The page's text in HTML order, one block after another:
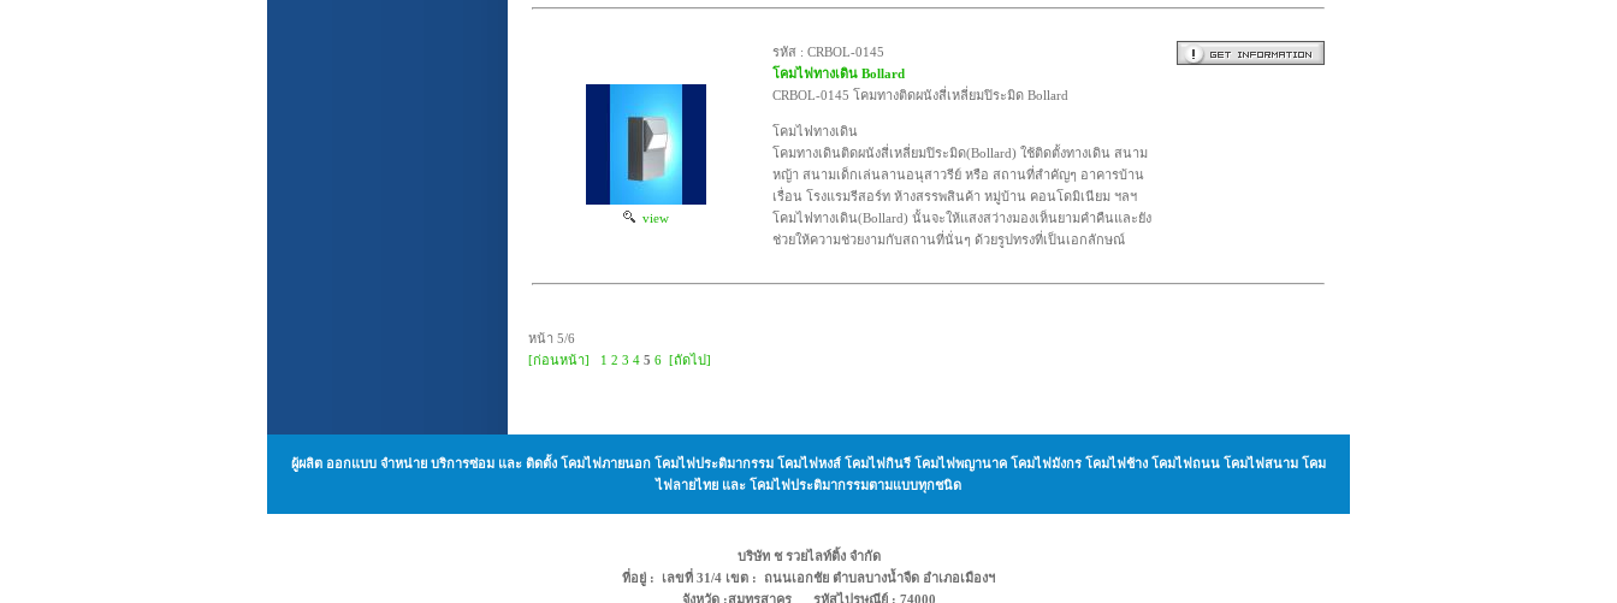
view
รหัส : CRBOL-0145
โคมไฟทางเดิน Bollard
CRBOL-0145 โคมทางติดผนังสี่เหลี่ยมปิระมิด Bollard
โคมไฟทางเดิน
โคมทางเดินติดผนังสี่เหลี่ยมปิระมิด(Bollard) ใช้ติดตั้งทางเดิน สนาม
หญ้า สนามเด็กเล่นลานอนุสาวรีย์ หรือ สถานที่สำคัญๆ อาคารบ้าน
เรื่อน โรงแรมรีสอร์ท ห้างสรรพสินค้า หมู่บ้าน คอนโดมิเนียม ฯลฯ
โคมไฟทางเดิน(Bollard) นั้นจะให้แสงสว่างมองเห็นยามคำคืนและยัง
ช่วยให้ความช่วยงามกับสถานที่นั่นๆ ด้วยรูปทรงที่เป็นเอกลักษณ์
หน้า 5/6
[ก่อนหน้า]
1 2 3 4 5 6 [ถัดไป]
ผู้ผลิต ออกแบบ จำหน่าย บริการซ่อม และ ติดตั้ง โคมไฟภายนอก โคมไฟประติมากรรม โคมไฟหงส์ โคมไฟกินรี โคมไฟพญานาค โคมไฟมังกร โคมไฟช้าง โคมไฟถนน โคมไฟสนาม โคม
ไฟลายไทย และ โคมไฟประติมากรรมตามแบบทุกชนิด
บริษัท ช รวยไลท์ติ้ง จำกัด
ที่อยู่ : เลขที่ 31/4 เขต : ถนนเอกชัย ตำบลบางน้ำจืด อำเภอเมืองฯ
จังหวัด :สมุทรสาคร รหัสไปรษณีย์ : 74000